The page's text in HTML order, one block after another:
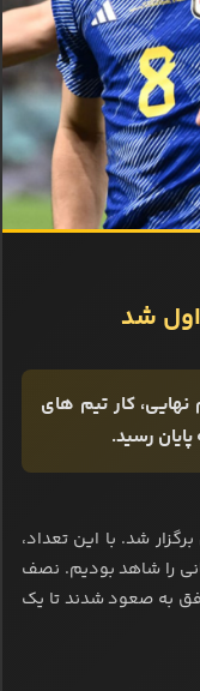
شد
کار تیم های
برگزار شد. با این تعداد،
را شاهد بودیم. نصف
به صعود شدند تا یک